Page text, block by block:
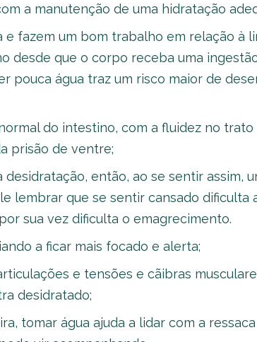
a manutenção de uma hidratação
e fazem um bom trabalho em relação à
desde que o corpo receba uma
pouca água traz um risco maior de
do intestino, com a fluidez no trato
prisão de ventre;
então, ao se sentir assim,
lembrar que se sentir cansado dificulta
sua vez dificulta o emagrecimento.
a ficar mais focado e alerta;
e tensões e cãibras
desidratado;
tomar água ajuda a lidar com a